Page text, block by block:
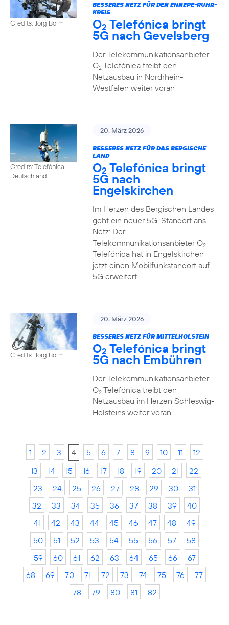
Credits: Jörg Borm
BESSERES NETZ FÜR DEN ENNEPE-RUHR-
KREIS
O2 Telefónica bringt
5G nach Gevelsberg
Der Telekommunikationsanbieter
O2Telefónica treibt den
Netzausbau in Nordrhein-
Westfalen weiter voran
Credits: Telefónica
Deutschland
20. März 2026
BESSERES NETZ FÜR DAS BERGISCHE
LAND
O2 Telefónica bringt
5G nach
Engelskirchen
Im Herzen des Bergischen Landes
geht ein neuer 5G-Standort ans
Netz: Der
Telekommunikationsanbieter O2
Telefónica hat in Engelskirchen
jetzt einen Mobilfunkstandort auf
5G erweitert
Credits: Jörg Borm
20. März 2026
BESSERES NETZ FÜR MITTELHOLSTEIN
O2 Telefónica bringt
5G nach Embühren
Der Telekommunikationsanbieter
O2Telefónica treibt den
Netzausbau im Herzen Schleswig-
Holsteins weiter voran
1 2 3 4 5 6 7 8 9 10 11
12
13
14 15 16 17 18 19 20 21
22
23
24 25 26 27 28 29 30
31
32
33 34 35 36 37 38 39
40
41
42 43 44 45 46 47 48
49
50
51 52 53 54 55 56 57
58
59
60 61 62 63 64 65 66
67
68
69 70 71 72 73 74 75 76
77
78
79 80 81 82